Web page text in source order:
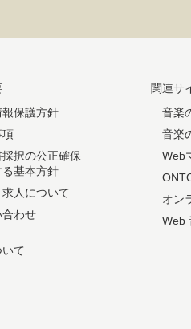
保護方針
項
択の公正確保
る基本方針
人について
合わせ
て
関連サ
音楽
音楽
Web
オン
Web